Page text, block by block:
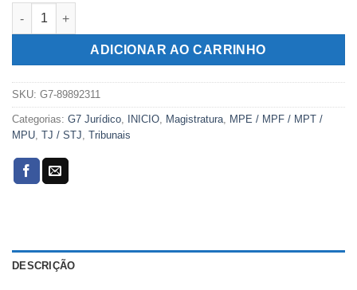
R$369,00.R$179,00.
COMBO V (MAGISTRATURA E MINISTÉRIO PÚBLICO
ADICIONAR AO CARRINHO
SKU: G7-89892311
Categorias: G7 Jurídico, INICIO, Magistratura, MPE / MPF / MPT /
MPU, TJ / STJ, Tribunais
DESCRIÇÃO